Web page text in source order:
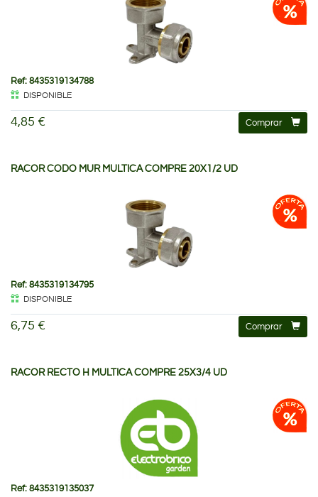
Ref: 8435319134788
DISPONIBLE
4,85 € Comprar
RACOR CODO MUR MULTICA COMPRE 20X1/2 UD
Ref: 8435319134795
DISPONIBLE
6,75 € Comprar
RACOR RECTO H MULTICA COMPRE 25X3/4 UD
Ref: 8435319135037